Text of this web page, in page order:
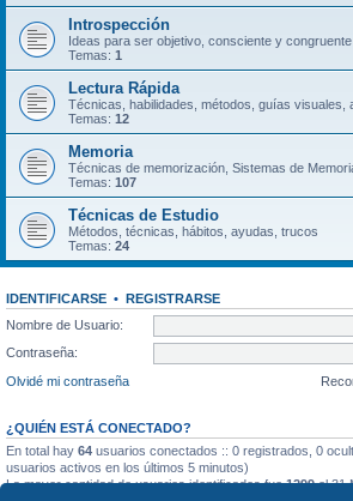
Introspección
Ideas para ser objetivo, consciente y congruente
Temas: 1
Lectura Rápida
Técnicas, habilidades, métodos, guías visuales,
Temas: 12
Memoria
Técnicas de memorización, Sistemas de
Temas: 107
Técnicas de Estudio
Métodos, técnicas, hábitos, ayudas, trucos
Temas: 24
IDENTIFICARSE • REGISTRARSE
Nombre de Usuario:
Contraseña:
Olvidé mi contraseña
¿QUIÉN ESTÁ CONECTADO?
En total hay 64 usuarios conectados :: 0 registrados, 0
usuarios activos en los últimos 5 minutos)
La mayor cantidad de usuarios identificados fue1299el 31